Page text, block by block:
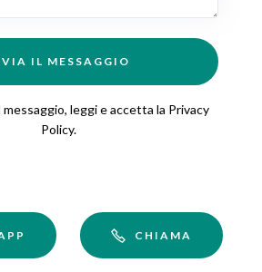
IL MESSAGGIO
messaggio, leggi e accetta la Privacy
Policy.
CHIAMA